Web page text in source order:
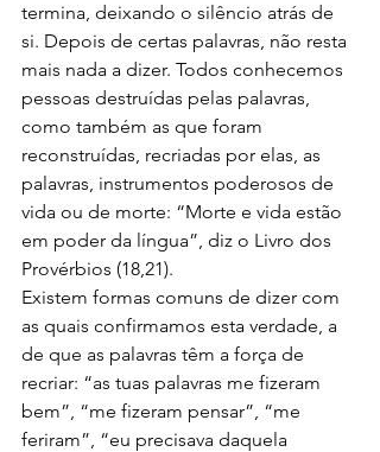
termina, deixando o silêncio atrás de
si. Depois de certas palavras, não resta
mais nada a dizer. Todos conhecemos
pessoas destruídas pelas palavras,
como também as que foram
reconstruídas, recriadas por elas, as
palavras, instrumentos poderosos de
vida ou de morte: “Morte e vida estão
em poder da língua”, diz o Livro dos
Provérbios (18,21).
Existem formas comuns de dizer com
as quais confirmamos esta verdade, a
de que as palavras têm a força de
recriar: “as tuas palavras me fizeram
bem”, “me fizeram pensar”, “me
feriram”, “eu precisava daquela